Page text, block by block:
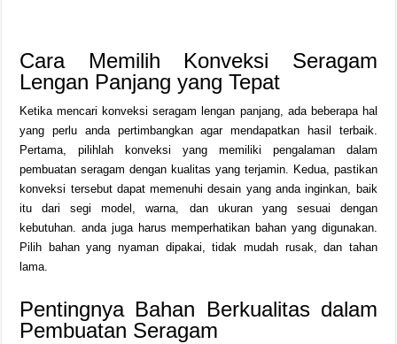
Cara Memilih Konveksi Seragam
Lengan Panjang yang Tepat
Ketika mencari konveksi seragam lengan panjang, ada beberapa hal
yang perlu anda pertimbangkan agar mendapatkan hasil terbaik.
Pertama, pilihlah konveksi yang memiliki pengalaman dalam
pembuatan seragam dengan kualitas yang terjamin. Kedua, pastikan
konveksi tersebut dapat memenuhi desain yang anda inginkan, baik
itu dari segi model, warna, dan ukuran yang sesuai dengan
kebutuhan. anda juga harus memperhatikan bahan yang digunakan.
Pilih bahan yang nyaman dipakai, tidak mudah rusak, dan tahan
lama.
Pentingnya Bahan Berkualitas dalam
Pembuatan Seragam